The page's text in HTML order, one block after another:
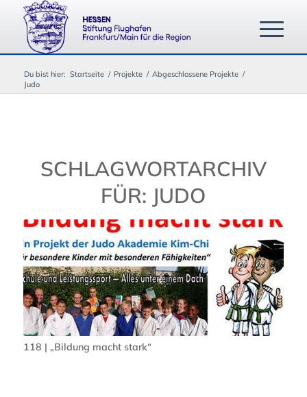
Du bist hier: Startseite / Projekte / Abgeschlossene Projekte /
Judo
SCHLAGWORTARCHIV
FÜR: JUDO
118 | „Bildung macht stark“